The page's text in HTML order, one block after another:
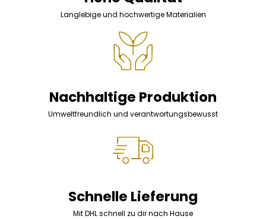
Langlebige und hochwertige Materialien
Nachhaltige Produktion
Umweltfreundlich und verantwortungsbewusst
Schnelle Lieferung
Mit DHL schnell zu dir nach Hause